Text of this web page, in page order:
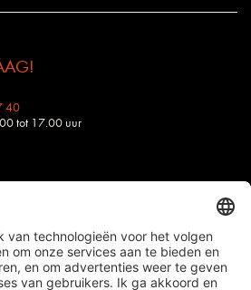
40
tot 17.00 uur
bij New
verzendkosten, tenzij anders vermeld